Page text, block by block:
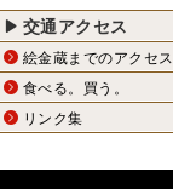
交通アクセス
絵金蔵までのアクセス
食べる。買う。
リンク集